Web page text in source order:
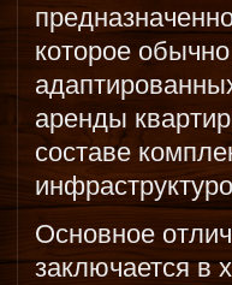
которое
аренды
составе
Основное
заключается в